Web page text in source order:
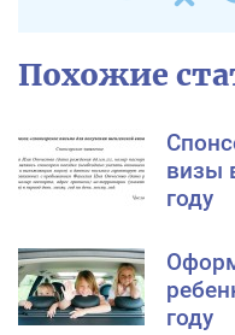
Похожие
визы
году
году